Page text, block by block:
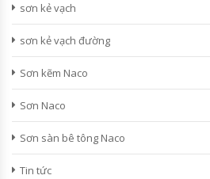
sơn kẻ vạch
sơn kẻ vạch đường
Sơn kẽm Naco
Sơn Naco
Sơn sàn bê tông Naco
Tin tức